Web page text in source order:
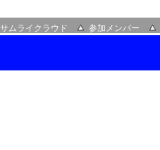
サムライクラウド 参加メンバー